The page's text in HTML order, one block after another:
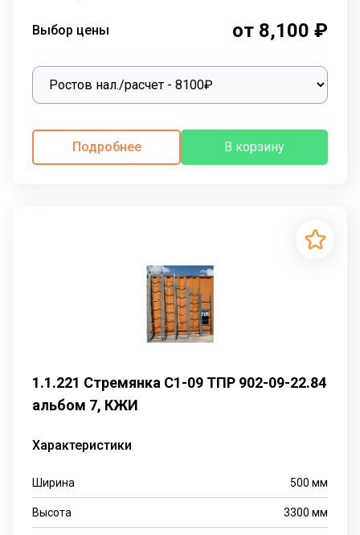
Выбор цены от 8,100 ₽
Подробнее В корзину
1.1.221 Стремянка С1-09 ТПР 902-09-22.84
альбом 7, КЖИ
Характеристики
Ширина 500 мм
Высота 3300 мм